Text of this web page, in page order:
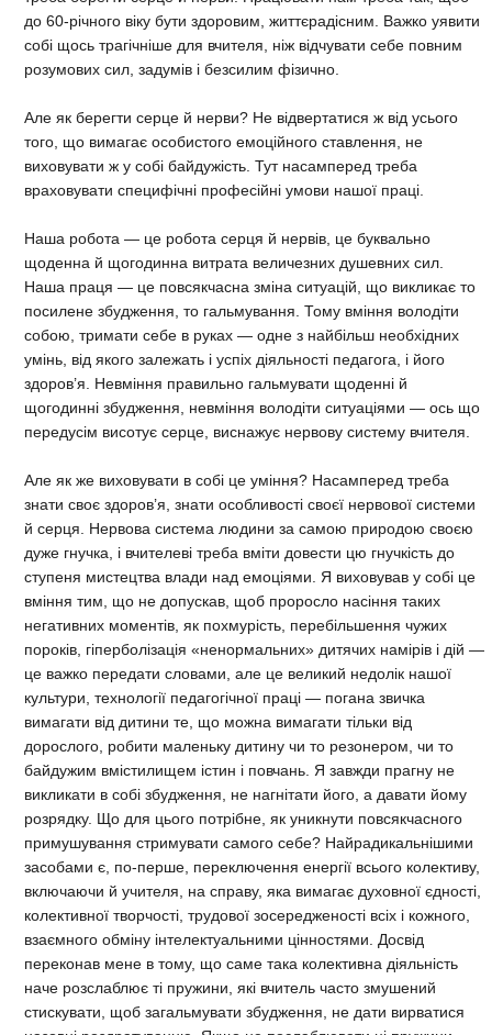
до 60-річного віку бути здоровим, життєрадісним. Важко уявити
собі щось трагічніше для вчителя, ніж відчувати себе повним
розумових сил, задумів і безсилим фізично.
Але як берегти серце й нерви? Не відвертатися ж від усього
того, що вимагає особистого емоційного ставлення, не
виховувати ж у собі байдужість. Тут насамперед треба
враховувати специфічні професійні умови нашої праці.
Наша робота — це робота серця й нервів, це буквально
щоденна й щогодинна витрата величезних душевних сил.
Наша праця — це повсякчасна зміна ситуацій, що викликає то
посилене збудження, то гальмування. Тому вміння володіти
собою, тримати себе в руках — одне з найбільш необхідних
умінь, від якого залежать і успіх діяльності педагога, і його
здоров’я. Невміння правильно гальмувати щоденні й
щогодинні збудження, невміння володіти ситуаціями — ось що
передусім висотує серце, виснажує нервову систему вчителя.
Але як же виховувати в собі це уміння? Насамперед треба
знати своє здоров’я, знати особливості своєї нервової системи
й серця. Нервова система людини за самою природою своєю
дуже гнучка, і вчителеві треба вміти довести цю гнучкість до
ступеня мистецтва влади над емоціями. Я виховував у собі це
вміння тим, що не допускав, щоб проросло насіння таких
негативних моментів, як похмурість, перебільшення чужих
пороків, гіперболізація «ненормальних» дитячих намірів і дій —
це важко передати словами, але це великий недолік нашої
культури, технології педагогічної праці — погана звичка
вимагати від дитини те, що можна вимагати тільки від
дорослого, робити маленьку дитину чи то резонером, чи то
байдужим вмістилищем істин і повчань. Я завжди прагну не
викликати в собі збудження, не нагнітати його, а давати йому
розрядку. Що для цього потрібне, як уникнути повсякчасного
примушування стримувати самого себе? Найрадикальнішими
засобами є, по-перше, переключення енергії всього колективу,
включаючи й учителя, на справу, яка вимагає духовної єдності,
колективної творчості, трудової зосередженості всіх і кожного,
взаємного обміну інтелектуальними цінностями. Досвід
переконав мене в тому, що саме така колективна діяльність
наче розслаблює ті пружини, які вчитель часто змушений
стискувати, щоб загальмувати збудження, не дати вирватися